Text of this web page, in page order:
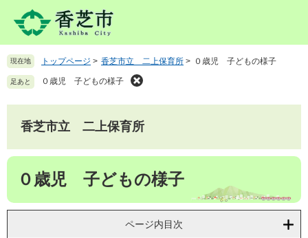
先
頭
す
を
飛
し
文
現在地 トップページ > 香芝市立 二上保育所 > ０歳児 子どもの様子
足あと ０歳児 子どもの様子
香芝市立 二上保育所
本
０歳児 子どもの様子
ページ内目次